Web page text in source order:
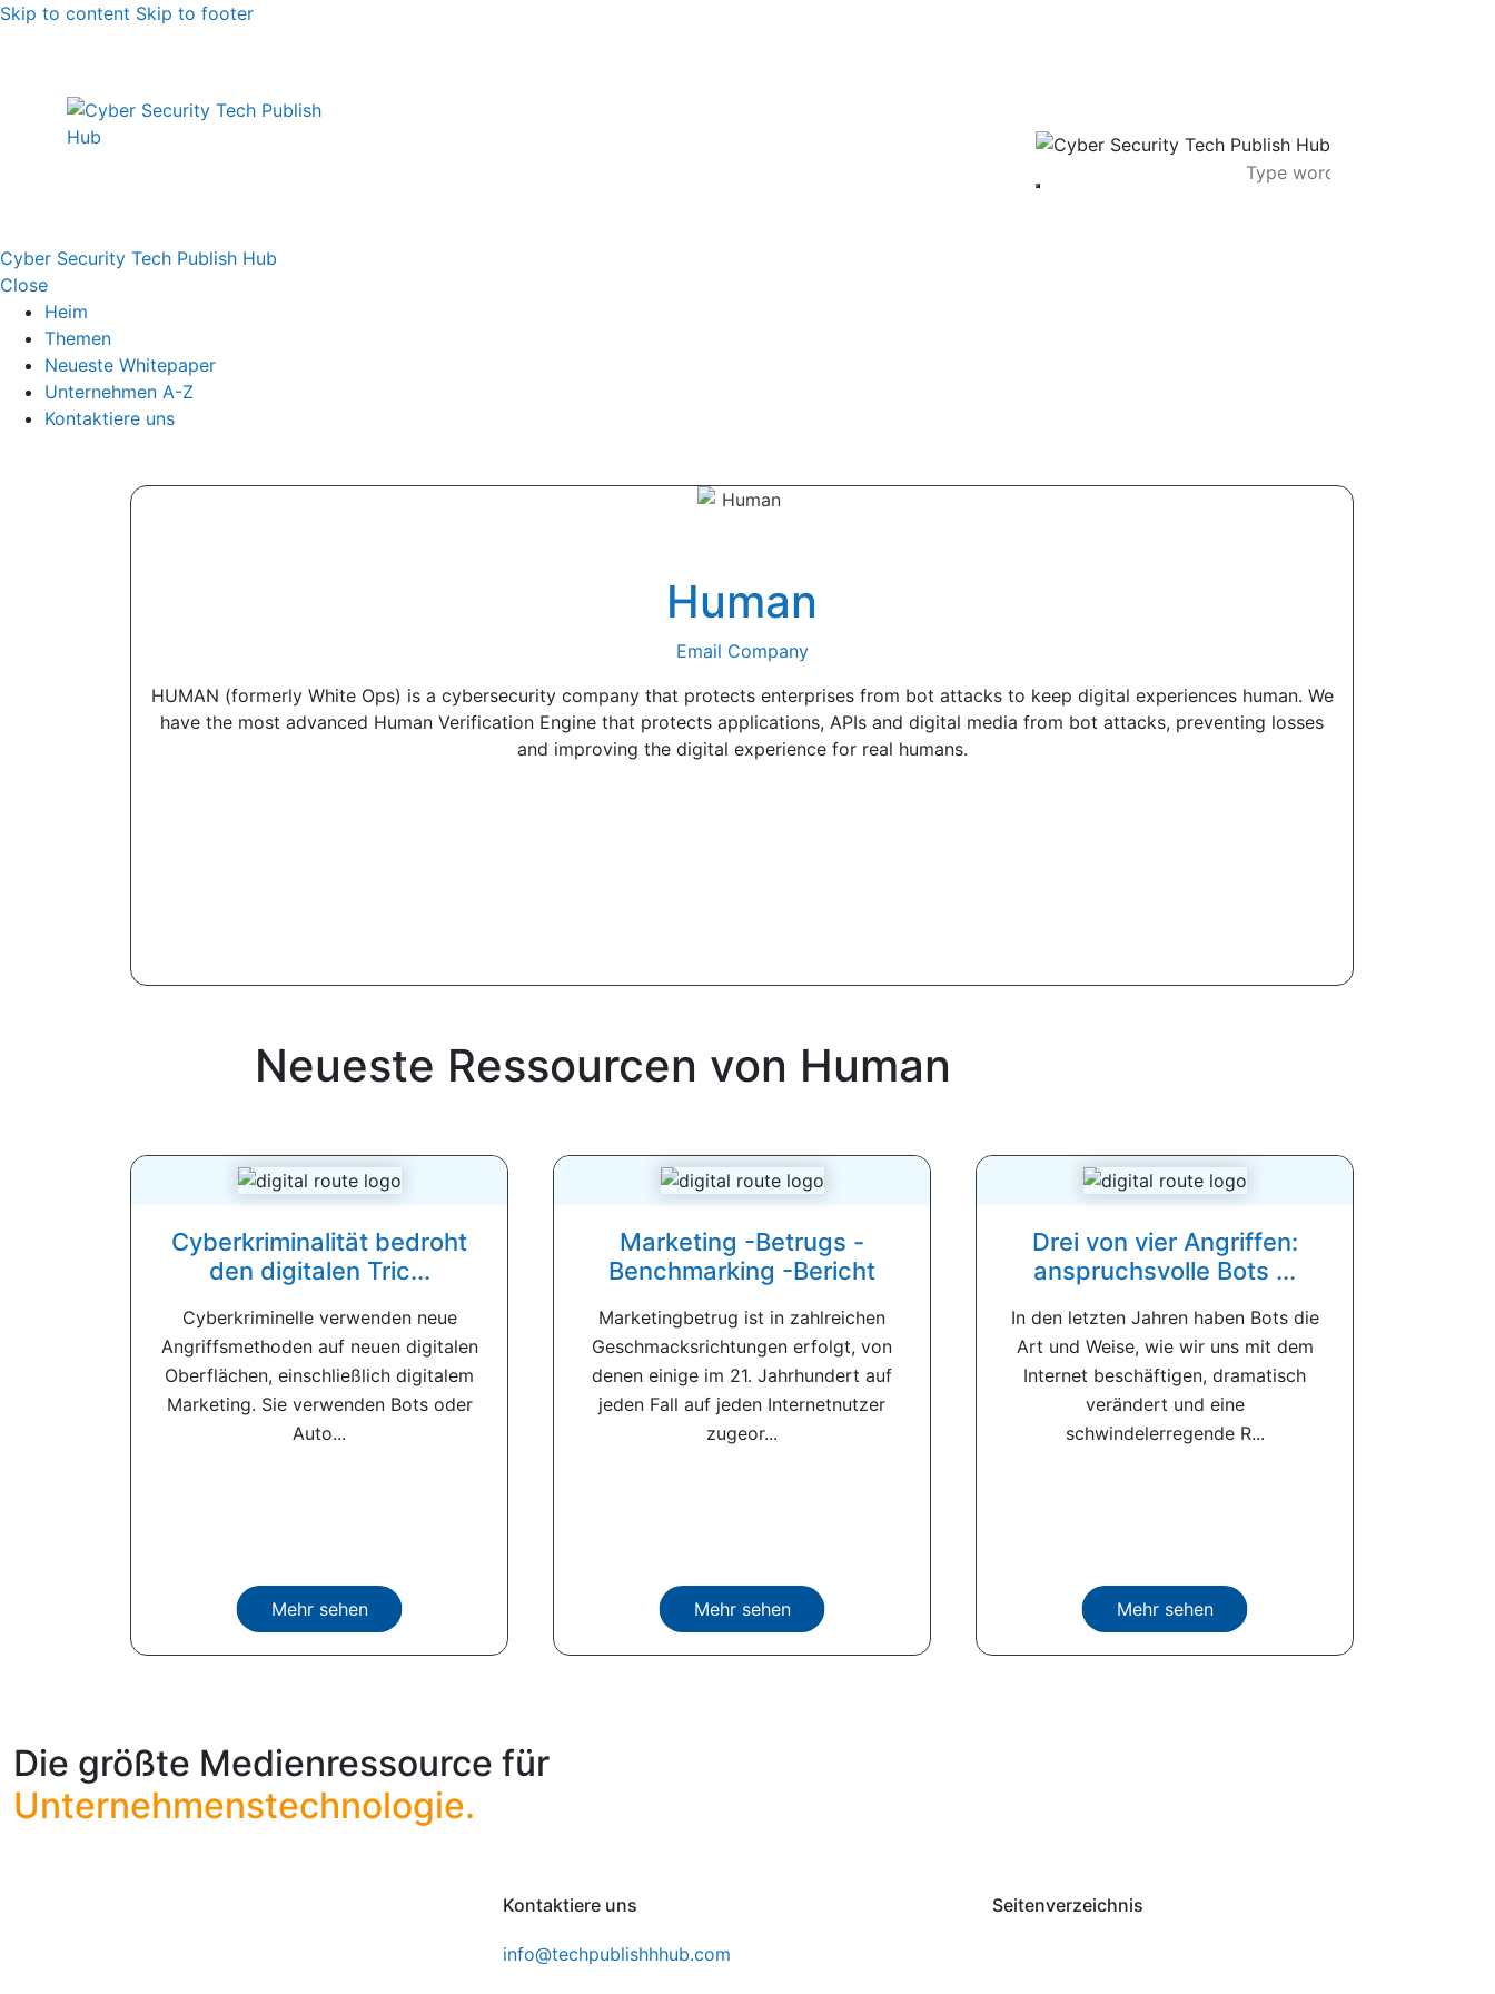
Skip to content Skip to footer
Cyber Security Tech Publish Hub
Close
Heim
Themen
Neueste Whitepaper
Unternehmen A-Z
Kontaktiere uns
Human
Email Company
HUMAN (formerly White Ops) is a cybersecurity company that protects enterprises from bot attacks to keep digital experiences human. We
have the most advanced Human Verification Engine that protects applications, APIs and digital media from bot attacks, preventing losses
and improving the digital experience for real humans.
Neueste Ressourcen von Human
Cyberkriminalität bedroht
den digitalen Tric...
Cyberkriminelle verwenden neue
Angriffsmethoden auf neuen digitalen
Oberflächen, einschließlich digitalem
Marketing. Sie verwenden Bots oder
Auto...
Mehr sehen
Marketing -Betrugs -
Benchmarking -Bericht
Marketingbetrug ist in zahlreichen
Geschmacksrichtungen erfolgt, von
denen einige im 21. Jahrhundert auf
jeden Fall auf jeden Internetnutzer
zugeor...
Mehr sehen
Drei von vier Angriffen:
anspruchsvolle Bots ...
In den letzten Jahren haben Bots die
Art und Weise, wie wir uns mit dem
Internet beschäftigen, dramatisch
verändert und eine
schwindelerregende R...
Mehr sehen
Die größte Medienressource für
Unternehmenstechnologie.
Kontaktiere uns
info@techpublishhhub.com
Seitenverzeichnis